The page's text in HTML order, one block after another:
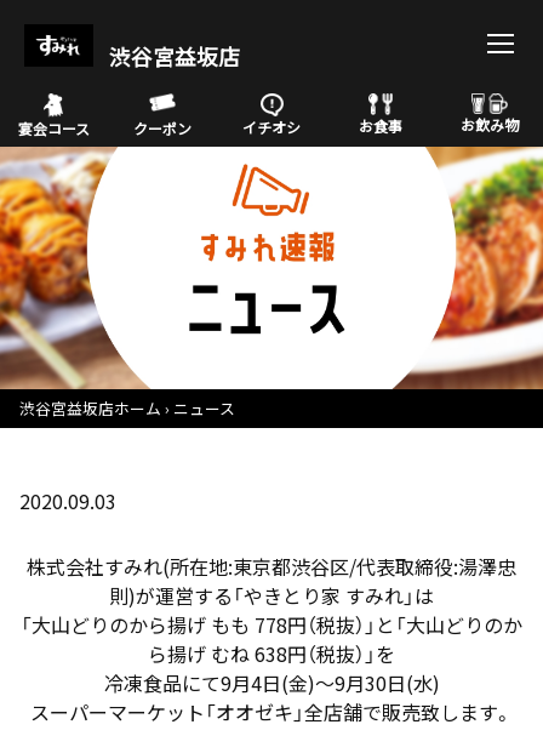
渋谷宮益坂店
宴会コース クーポン イチオシ お食事 お飲み物
渋谷宮益坂店ホーム ニュース
2020.09.03
株式会社すみれ(所在地:東京都渋谷区/代表取締役:湯澤忠
則)が運営する「やきとり家 すみれ」は
「大山どりのから揚げ もも 778円（税抜）」と「大山どりのか
ら揚げ むね 638円（税抜）」を
冷凍食品にて9月4日(金)～9月30日(水)
スーパーマーケット「オオゼキ」全店舗で販売致します。